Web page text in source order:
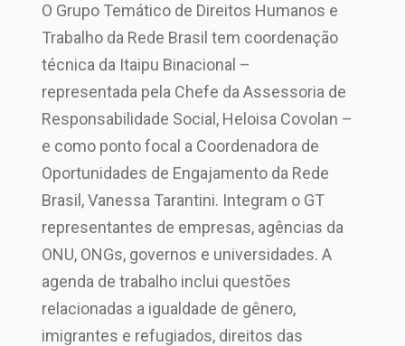
O Grupo Temático de Direitos Humanos e
Trabalho da Rede Brasil tem coordenação
técnica da Itaipu Binacional –
representada pela Chefe da Assessoria de
Responsabilidade Social, Heloisa Covolan –
e como ponto focal a Coordenadora de
Oportunidades de Engajamento da Rede
Brasil, Vanessa Tarantini. Integram o GT
representantes de empresas, agências da
ONU, ONGs, governos e universidades. A
agenda de trabalho inclui questões
relacionadas a igualdade de gênero,
imigrantes e refugiados, direitos das